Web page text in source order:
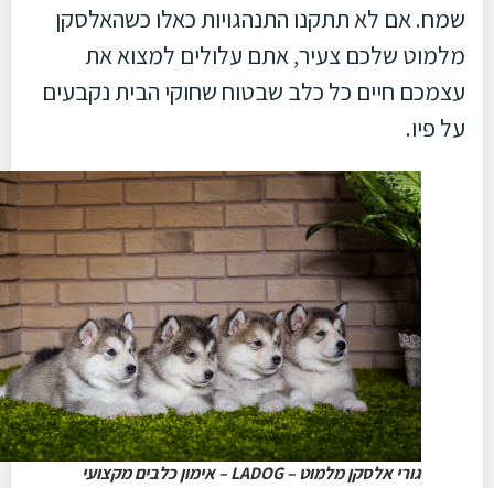
שמח. אם לא תתקנו התנהגויות כאלו כשהאלסקן
מלמוט שלכם צעיר, אתם עלולים למצוא את
עצמכם חיים כל כלב שבטוח שחוקי הבית נקבעים
על פיו.
גורי אלסקן מלמוט – LADOG – אימון כלבים מקצועי